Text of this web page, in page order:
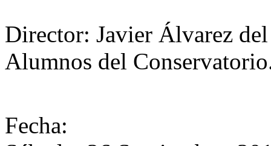
Director: Javier Álvarez
Alumnos del
Fecha: